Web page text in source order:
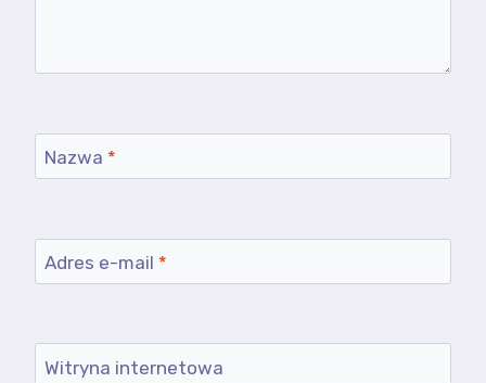
Nazwa *
Adres e-mail *
Witryna internetowa